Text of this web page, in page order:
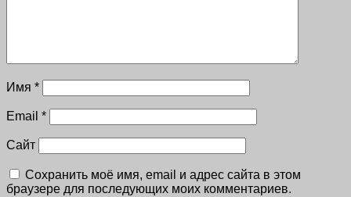
Имя *
Email *
Сайт
Сохранить моё имя, email и адрес сайта в этом
браузере для последующих моих комментариев.